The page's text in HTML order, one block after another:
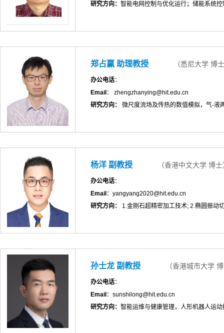
研究方向： 智能电网控制与优化运行；储能系统
郑占赢 助理教授 （悉尼大学 博
办公电话：
Email ： zhengzhanying@hit.edu.cn
研究方向：
微尺度流场及传热的数值模拟，气-液
杨洋 副教授 （香港中文大学 博
办公电话：
Email ：yangyang2020@hit.edu.cn
研究方向：
1.金刚石超精密加工技术; 2.椭圆振动
孙士龙 副教授 （香港城市大学
办公电话：
Email ：sunshilong@hit.edu.cn
研究方向： 智能运维与健康管理，人形机器人运